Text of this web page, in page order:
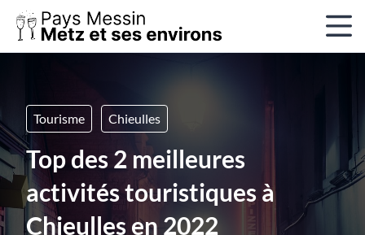
Tourisme Chieulles
Top des 2 meilleures
activités touristiques à
Chieulles en 2022